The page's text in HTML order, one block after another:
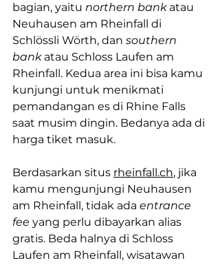
bagian, yaitu northern bank atau
Neuhausen am Rheinfall di
Schlössli Wörth, dan southern
bank atau Schloss Laufen am
Rheinfall. Kedua area ini bisa kamu
kunjungi untuk menikmati
pemandangan es di Rhine Falls
saat musim dingin. Bedanya ada di
harga tiket masuk.
Berdasarkan situs rheinfall.ch, jika
kamu mengunjungi Neuhausen
am Rheinfall, tidak ada entrance
fee yang perlu dibayarkan alias
gratis. Beda halnya di Schloss
Laufen am Rheinfall, wisatawan